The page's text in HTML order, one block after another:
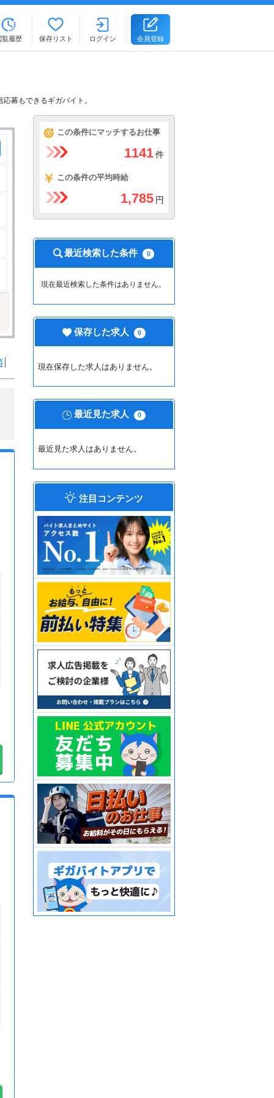
覧履歴 保存リスト ログイン 会員登録
募もできるギガバイト。
この条件にマッチするお仕事
1141 件
この条件の平均時給
1,785 円
最近検索した条件 0
現在最近検索した条件はありません。
保存した求人 0
現在保存した求人はありません。
最近見た求人 0
最近見た求人はありません。
注目コンテンツ